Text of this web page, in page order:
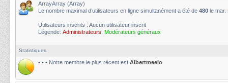
ArrayArray (Array)
Le nombre maximal d’utilisateurs en ligne simultanément a été de 480 le mar.
Utilisateurs inscrits : Aucun utilisateur inscrit
Légende: Administrateurs Modérateurs généraux
Statistiques
• • • Notre membre le plus récent est Albertmeelo